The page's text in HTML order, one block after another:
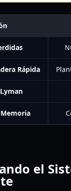
Rápida
el